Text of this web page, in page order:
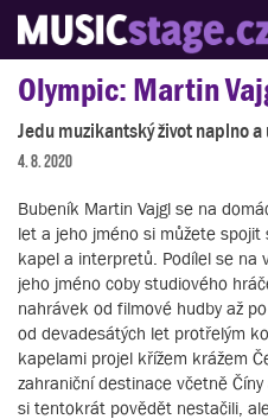
S muzikanty pro muzikanty
Olympic: Martin
Jedu muzikantský život naplno a
4. 8. 2020
Bubeník Martin Vajgl se na
let a jeho jméno si můžete
kapel a interpretů. Podílel se na
jeho jméno coby studiového
nahrávek od filmové hudby až
od devadesátých let protřelým
kapelami projel křížem krážem
zahraniční destinace včetně
si tentokrát povědět nestačili,